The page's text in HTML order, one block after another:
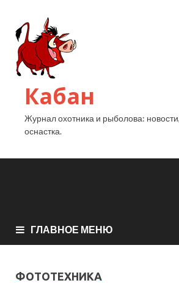
Кабан
Журнал охотника и рыболова:
оснастка.
ГЛАВНОЕ МЕНЮ
ФОТОТЕХНИКА